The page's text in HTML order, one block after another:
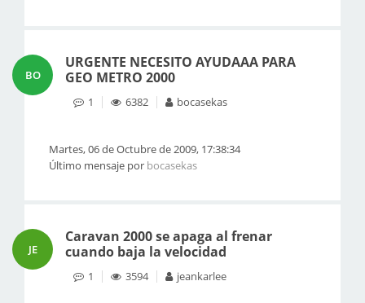
BO
URGENTE NECESITO AYUDAAA PARA
GEO METRO 2000
1 6382 bocasekas
Martes, 06 de Octubre de 2009, 17:38:34
Último mensaje por bocasekas
JE
Caravan 2000 se apaga al frenar
cuando baja la velocidad
1 3594 jeankarlee